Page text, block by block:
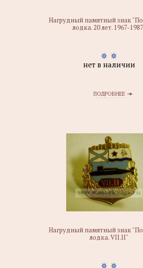
Нагрудный памятный знак
лодка. 20 лет. 1967-
нет в наличии
ПОДРОБНЕЕ
Нагрудный памятный знак
лодка. VII.II"